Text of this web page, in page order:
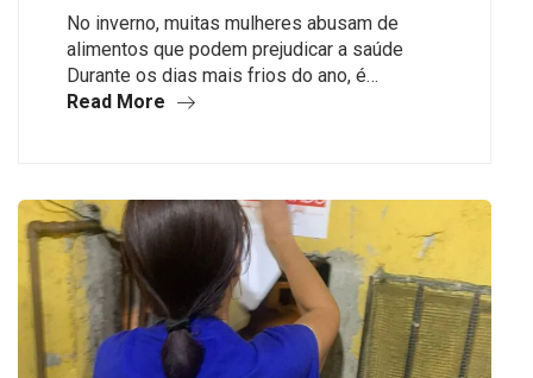
No inverno, muitas mulheres abusam de
alimentos que podem prejudicar a saúde
Durante os dias mais frios do ano, é…
Read More